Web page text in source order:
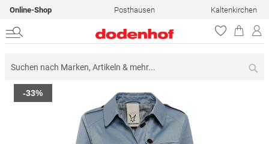
Online-Shop Posthausen Kaltenkirchen
Zum
Ende
-33%